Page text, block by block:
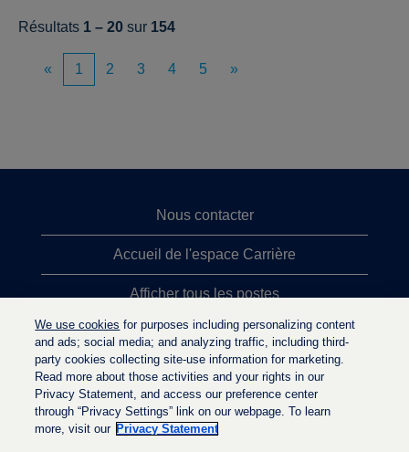
Résultats 1 – 20 sur 154
« 1 2 3 4 5 »
Nous contacter
Accueil de l'espace Carrière
Afficher tous les postes
Principales recherches d'emploi
Politique de confidentialité
We use cookies for purposes including personalizing content
and ads; social media; and analyzing traffic, including third-
party cookies collecting site-use information for marketing.
Read more about those activities and your rights in our
Privacy Statement, and access our preference center
through “Privacy Settings” link on our webpage. To learn
more, visit our Privacy Statement